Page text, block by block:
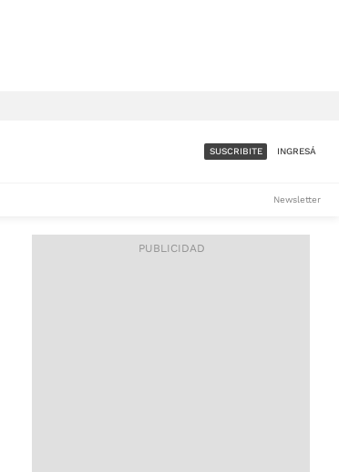
ACCESO FULL - $1.800/MES
SUSCRIBITE INGRESÁ
Newsletter